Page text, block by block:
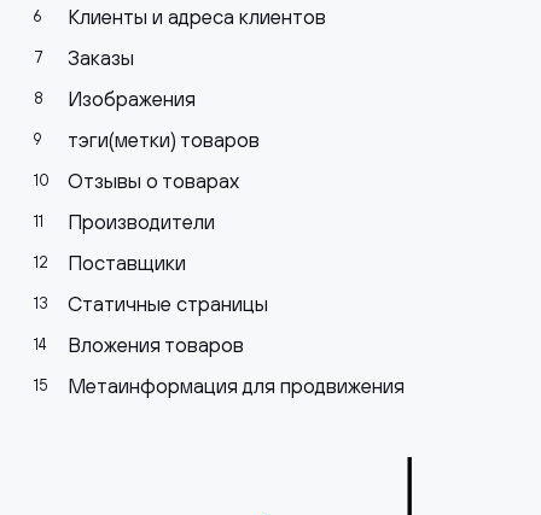
Клиенты и адреса клиентов
Заказы
Изображения
тэги(метки) товаров
Отзывы о товарах
Производители
Поставщики
Статичные страницы
Вложения товаров
Метаинформация для продвижения